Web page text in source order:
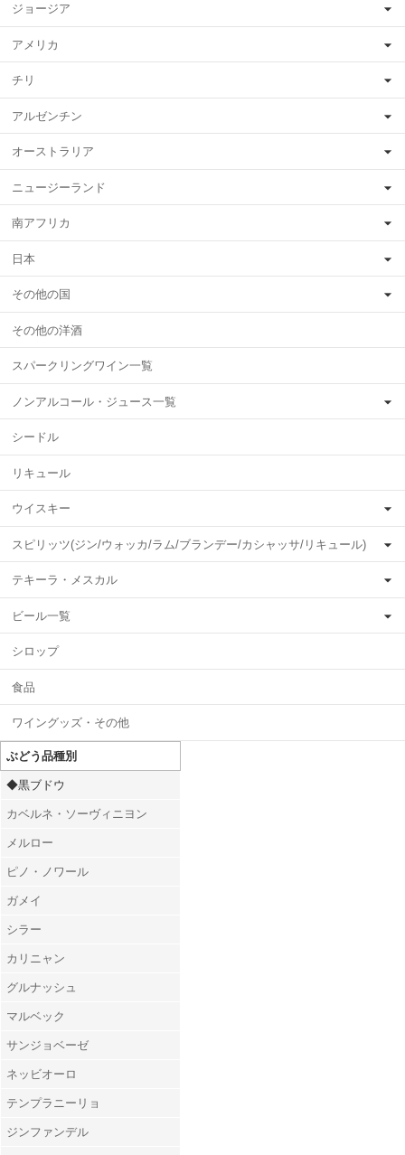
ジョージア
アメリカ
チリ
アルゼンチン
オーストラリア
ニュージーランド
南アフリカ
日本
その他の国
その他の洋酒
スパークリングワイン一覧
ノンアルコール・ジュース一覧
シードル
リキュール
ウイスキー
スピリッツ(ジン/ウォッカ/ラム/ブランデー/カシャッサ/リキュール)
テキーラ・メスカル
ビール一覧
シロップ
食品
ワイングッズ・その他
ぶどう品種別
◆黒ブドウ
カベルネ・ソーヴィニヨン
メルロー
ピノ・ノワール
ガメイ
シラー
カリニャン
グルナッシュ
マルベック
サンジョベーゼ
ネッビオーロ
テンプラニーリョ
ジンファンデル